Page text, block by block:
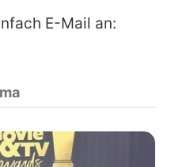
E-Mail an: